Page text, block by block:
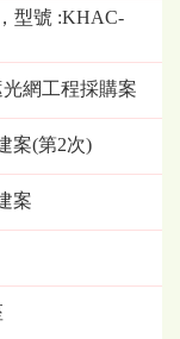
型號 :KHAC-
網工程採購案
案(第2次)
案